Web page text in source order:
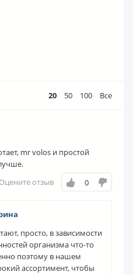
20 50 100 Все
mr volos и простой
Оцените отзыв 0
просто, в зависимости
организма что-то
поэтому в нашем
ассортимент, чтобы